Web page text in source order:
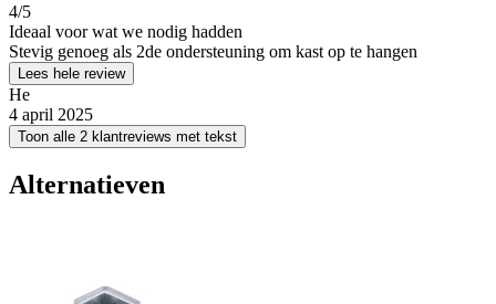
4/5
Ideaal voor wat we nodig hadden
Stevig genoeg als 2de ondersteuning om kast op te hangen
Lees hele review
He
4 april 2025
Toon alle 2 klantreviews met tekst
Alternatieven